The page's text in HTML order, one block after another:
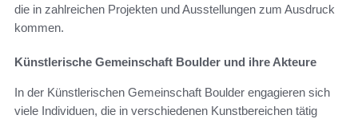
die in zahlreichen Projekten und Ausstellungen zum Ausdruck
kommen.
Künstlerische Gemeinschaft Boulder und ihre Akteure
In der Künstlerischen Gemeinschaft Boulder engagieren sich
viele Individuen, die in verschiedenen Kunstbereichen tätig